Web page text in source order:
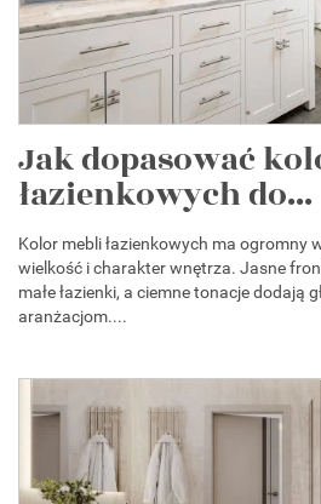
Jak dopasować
łazienkowych do...
Kolor mebli łazienkowych ma ogromny
wielkość i charakter wnętrza. Jasne
małe łazienki, a ciemne tonacje dodają
aranżacjom....